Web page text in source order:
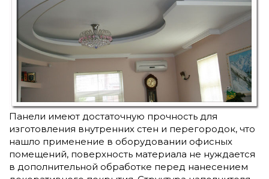
Панели имеют достаточную прочность для
изготовления внутренних стен и перегородок, что
нашло применение в оборудовании офисных
помещений, поверхность материала не нуждается
в дополнительной обработке перед нанесением